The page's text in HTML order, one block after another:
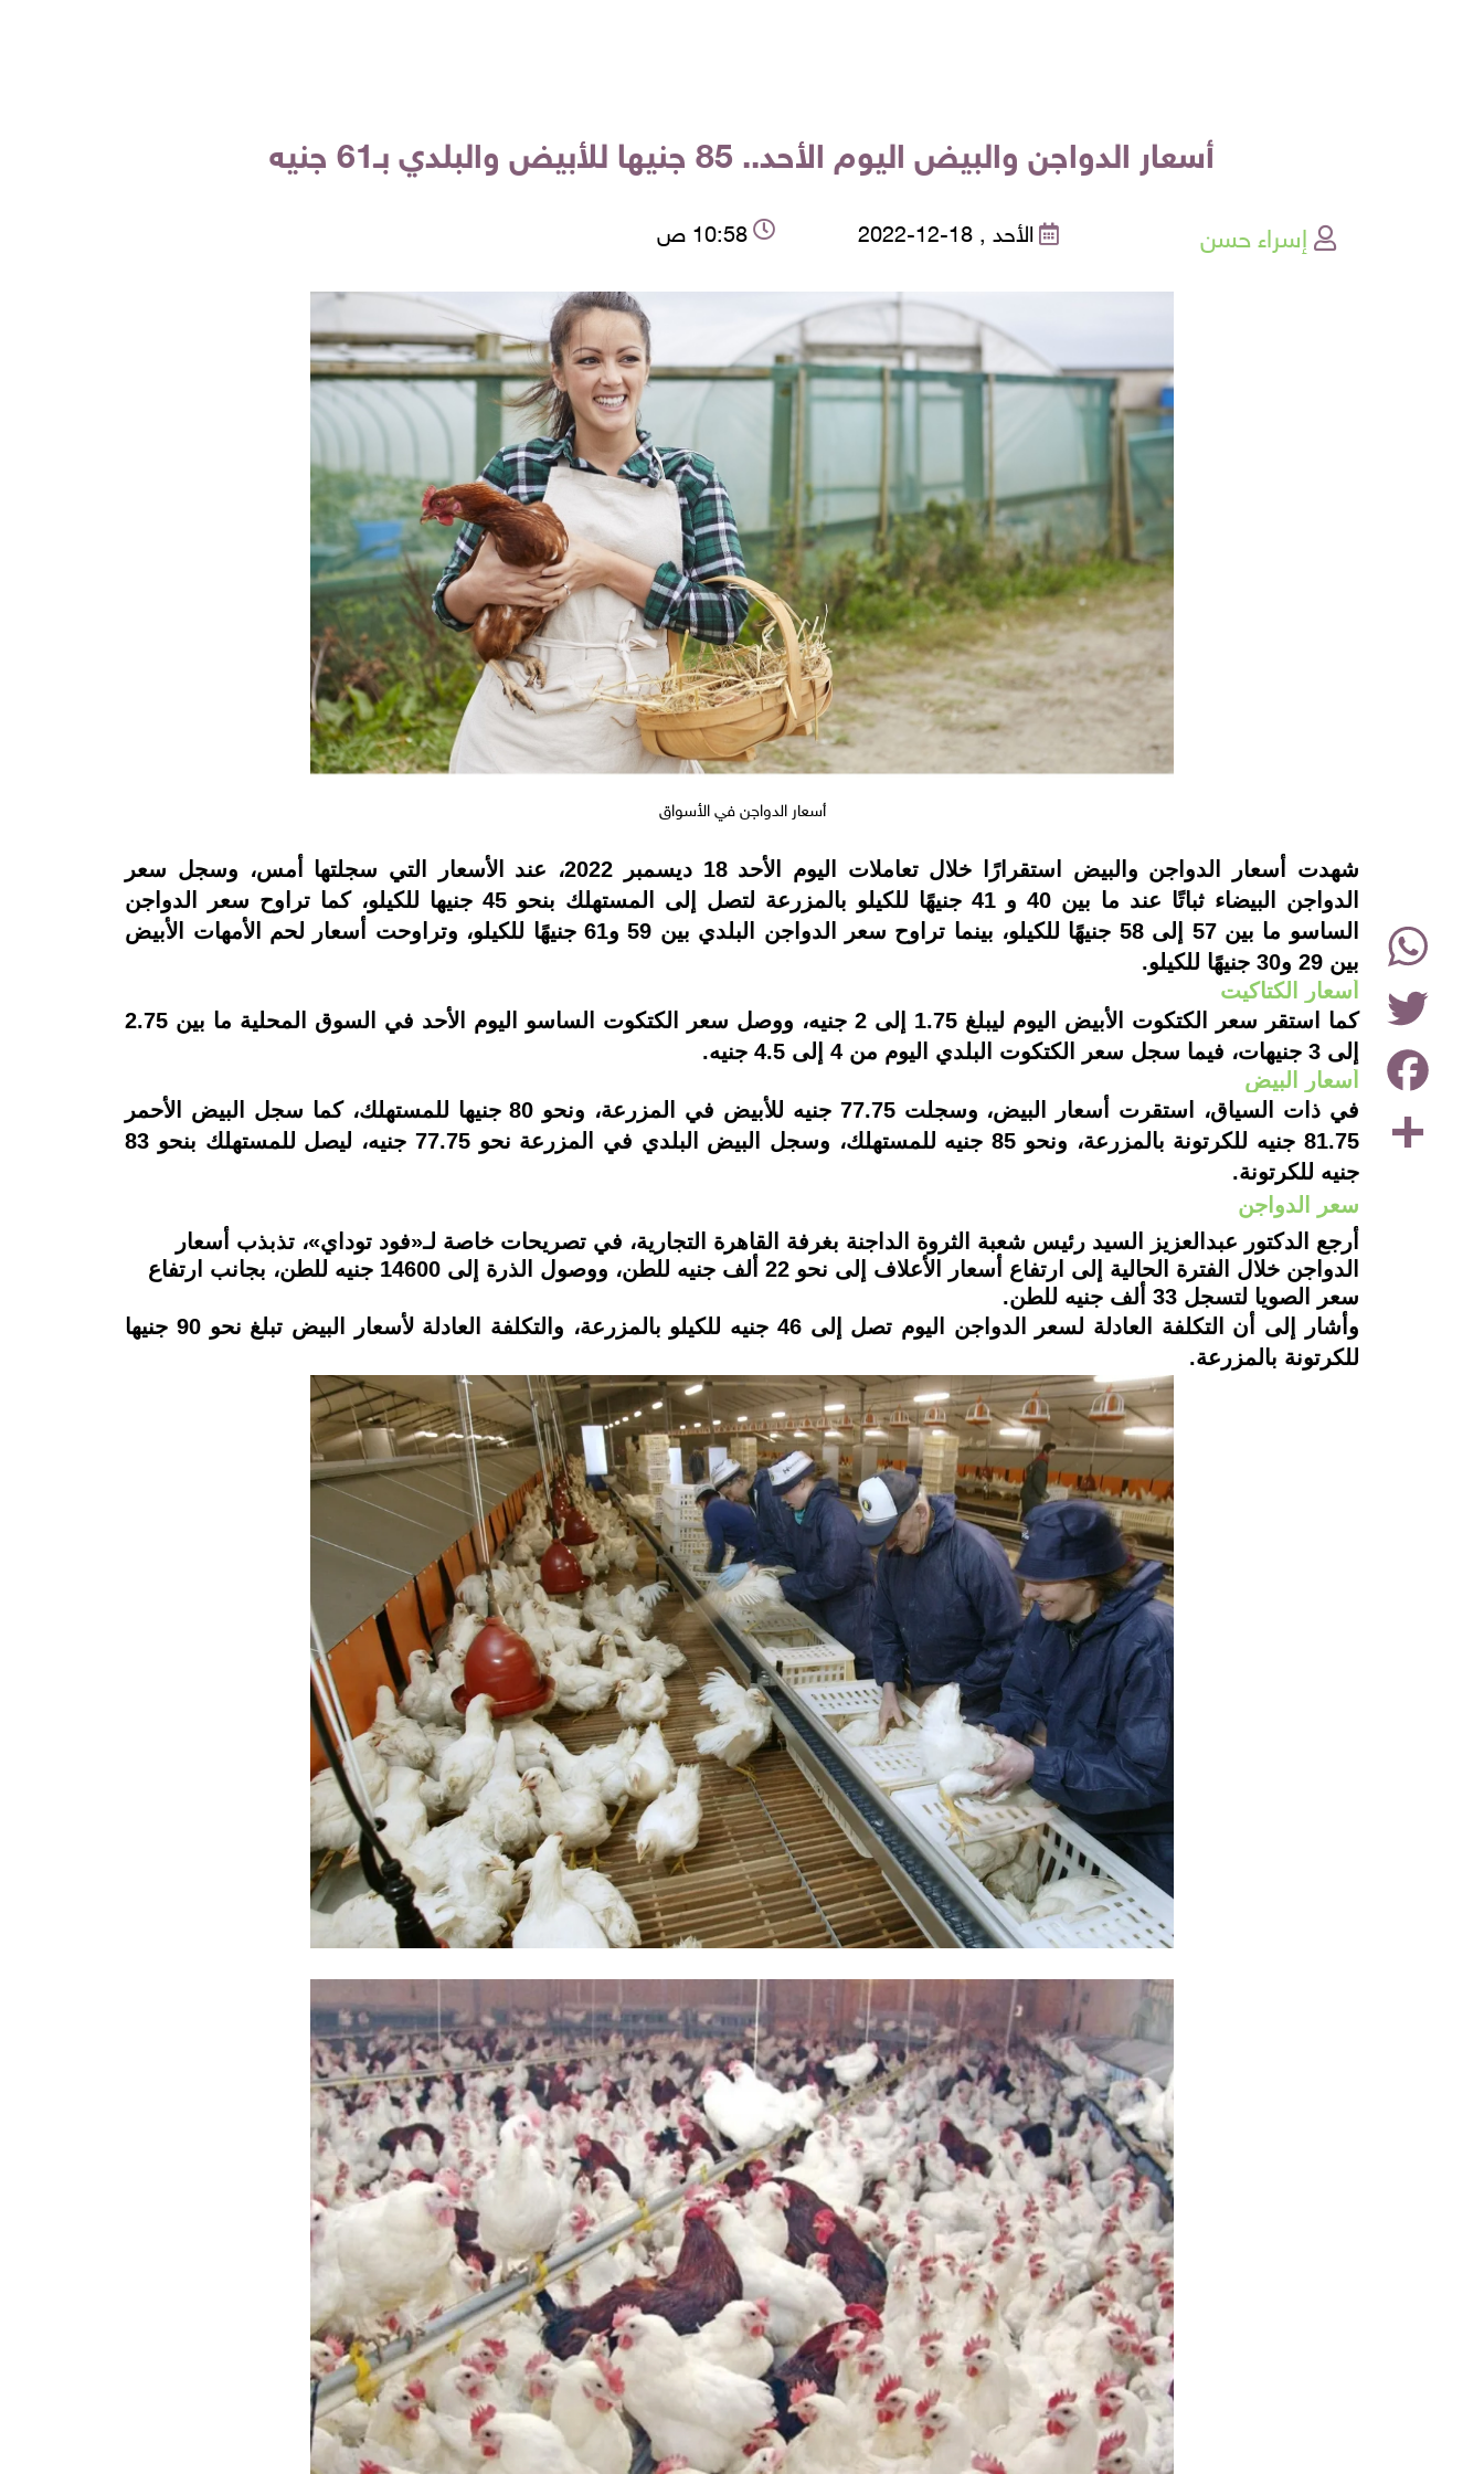
أسعار الدواجن والبيض اليوم الأحد.. 85 جنيها للأبيض والبلدي بـ61 جنيه
إسراء حسن الأحد , 18-12-2022 10:58 ص
أسعار الدواجن في الأسواق
Share
Facebook
Twitter
WhatsApp
instagram
شهدت أسعار الدواجن والبيض استقرارًا خلال تعاملات اليوم الأحد 18 ديسمبر 2022، عند الأسعار التي سجلتها أمس، وسجل سعر
الدواجن البيضاء ثباتًا عند ما بين 40 و 41 جنيهًا للكيلو بالمزرعة لتصل إلى المستهلك بنحو 45 جنيها للكيلو، كما تراوح سعر الدواجن
الساسو ما بين 57 إلى 58 جنيهًا للكيلو، بينما تراوح سعر الدواجن البلدي بين 59 و61 جنيهًا للكيلو، وتراوحت أسعار لحم الأمهات الأبيض
بين 29 و30 جنيهًا للكيلو.
أسعار الكتاكيت
كما استقر سعر الكتكوت الأبيض اليوم ليبلغ 1.75 إلى 2 جنيه، ووصل سعر الكتكوت الساسو اليوم الأحد في السوق المحلية ما بين 2.75
إلى 3 جنيهات، فيما سجل سعر الكتكوت البلدي اليوم من 4 إلى 4.5 جنيه.
أسعار البيض
في ذات السياق، استقرت أسعار البيض، وسجلت 77.75 جنيه للأبيض في المزرعة، ونحو 80 جنيها للمستهلك، كما سجل البيض الأحمر
81.75 جنيه للكرتونة بالمزرعة، ونحو 85 جنيه للمستهلك، وسجل البيض البلدي في المزرعة نحو 77.75 جنيه، ليصل للمستهلك بنحو 83
جنيه للكرتونة.
سعر الدواجن
أرجع الدكتور عبدالعزيز السيد رئيس شعبة الثروة الداجنة بغرفة القاهرة التجارية، في تصريحات خاصة لـ«فود توداي»، تذبذب أسعار
الدواجن خلال الفترة الحالية إلى ارتفاع أسعار الأعلاف إلى نحو 22 ألف جنيه للطن، ووصول الذرة إلى 14600 جنيه للطن، بجانب ارتفاع
سعر الصويا لتسجل 33 ألف جنيه للطن.
وأشار إلى أن التكلفة العادلة لسعر الدواجن اليوم تصل إلى 46 جنيه للكيلو بالمزرعة، والتكلفة العادلة لأسعار البيض تبلغ نحو 90 جنيها
للكرتونة بالمزرعة.